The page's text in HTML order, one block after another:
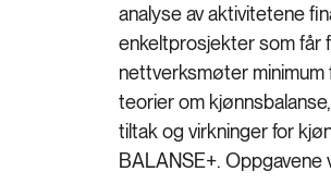
analyse av aktivitetene
enkeltprosjekter som får
nettverksmøter
teorier om
tiltak og virkninger for
BALANSE+. Oppgavene